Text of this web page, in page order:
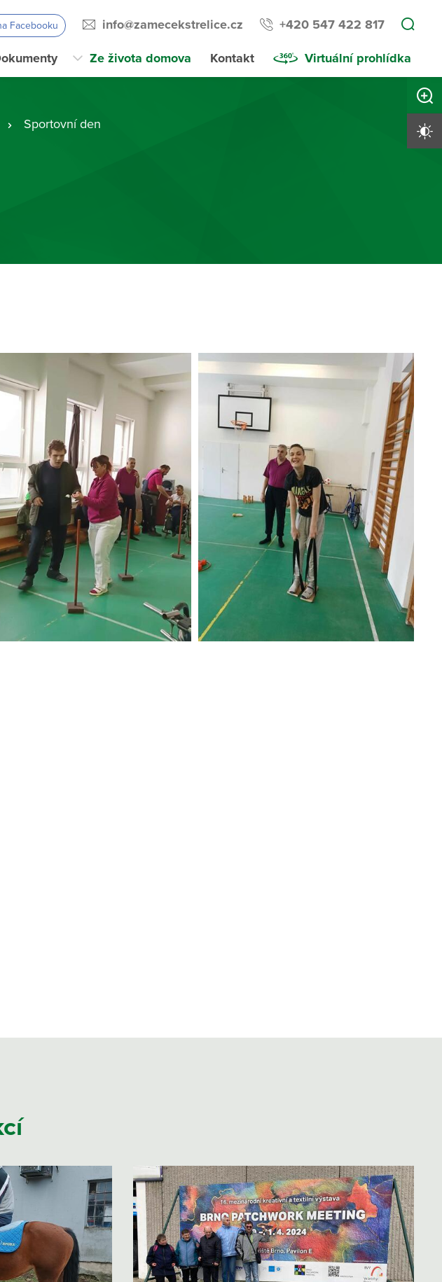
Facebooku info@zamecekstrelice.cz +420 547 422 817
Ze života domova Kontakt Virtuální prohlídka
Sportovní den